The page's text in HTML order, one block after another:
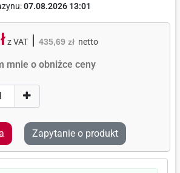
07.08.2026 13:01
z VAT| 435,69 zł netto
Alert
mnie o obniżce ceny
Zapytanie o produkt